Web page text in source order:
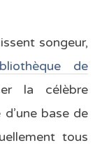
songeur,
de
la célèbre
base de
tous